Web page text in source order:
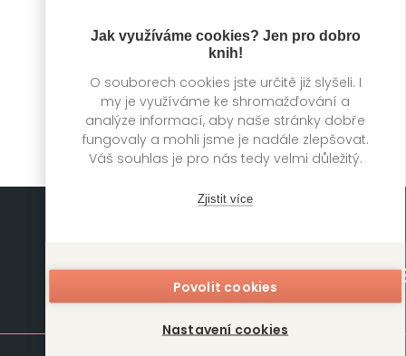
Jak využíváme cookies? Jen pro dobro
knih!
O souborech cookies jste určitě již slyšeli. I
my je využíváme ke shromažďování a
analýze informací, aby naše stránky dobře
fungovaly a mohli jsme je nadále zlepšovat.
Váš souhlas je pro nás tedy velmi důležitý.
Zjistit více
Povolit cookies
Nastavení cookies
Všechny, které
Victoria Selman
Malé lhářky
Victoria Selman
Mapa stránek